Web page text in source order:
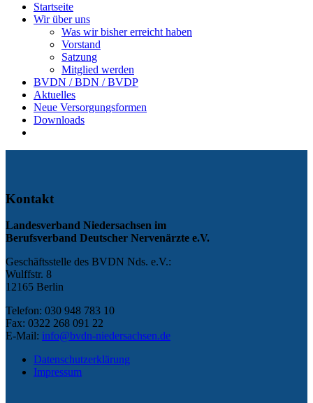
Startseite
Wir über uns
Was wir bisher erreicht haben
Vorstand
Satzung
Mitglied werden
BVDN / BDN / BVDP
Aktuelles
Neue Versorgungsformen
Downloads
Kontakt
Landesverband Niedersachsen im
Berufsverband Deutscher Nervenärzte e.V.
Geschäftsstelle des BVDN Nds. e.V.:
Wulffstr. 8
12165 Berlin
Telefon: 030 948 783 10
Fax: 0322 268 091 22
E-Mail: info@bvdn-niedersachsen.de
Datenschutzerklärung
Impressum